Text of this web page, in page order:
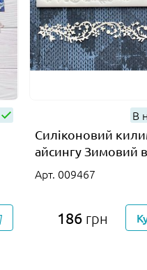
В
Силіконовий
айсингу Зимовий
Арт. 009467
186грн